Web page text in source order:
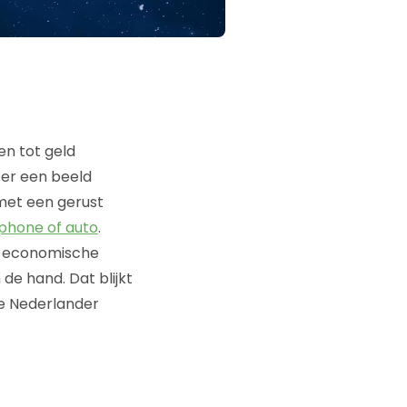
tot geld
een beeld
een gerust
of auto.
hand. Dat blijkt
Nederlander